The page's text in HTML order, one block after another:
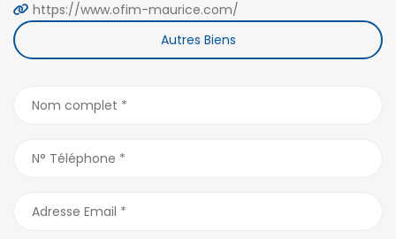
https://www.ofim-maurice.com/
Autres Biens